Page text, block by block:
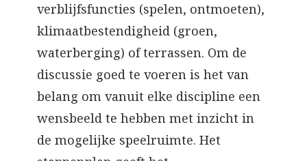
verblijfsfuncties (spelen, ontmoeten),
klimaatbestendigheid (groen,
waterberging) of terrassen. Om de
discussie goed te voeren is het van
belang om vanuit elke discipline een
wensbeeld te hebben met inzicht in
de mogelijke speelruimte. Het